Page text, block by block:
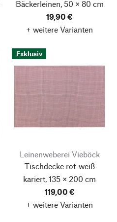
Bäckerleinen, 50 × 80 cm
19,90 €
+ weitere Varianten
Exklusiv
Leinenweberei Vieböck
Tischdecke rot-weiß
kariert, 135 × 200 cm
119,00 €
+ weitere Varianten